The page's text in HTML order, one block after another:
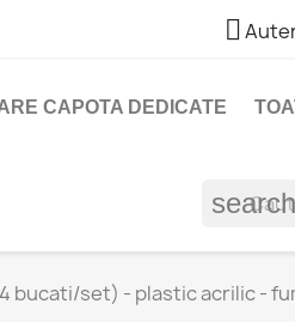

CAPOTA DEDICATE
search
bucati/set) - plastic acrilic -